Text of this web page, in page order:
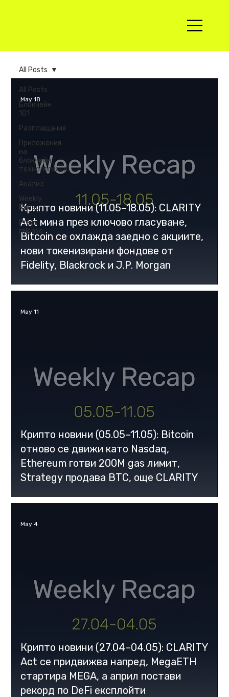
All Posts
Блокчейн
101
Разплащания
Приложения
на
блокчейн
технологията
Анализ
Weekly
Recap
Press
release
All Posts
Крипто новини (11.05–18.05): CLARITY
Act мина през ключово гласуване,
Bitcoin се охлажда заедно с акциите,
нови токенизирани фондoве от
Fidelity, Blackrock и J.P. Morgan
May 18
Крипто новини (05.05–11.05): Bitcoin
отново се движи като Nasdaq,
Ethereum готви 200M gas лимит,
Strategy продава BTC, oще CLARITY
May 11
Крипто новини (27.04–04.05): CLARITY
Act се придвижва напред, MegaETH
стартира MEGA, а април постави
рекорд по DeFi експлойти
May 4